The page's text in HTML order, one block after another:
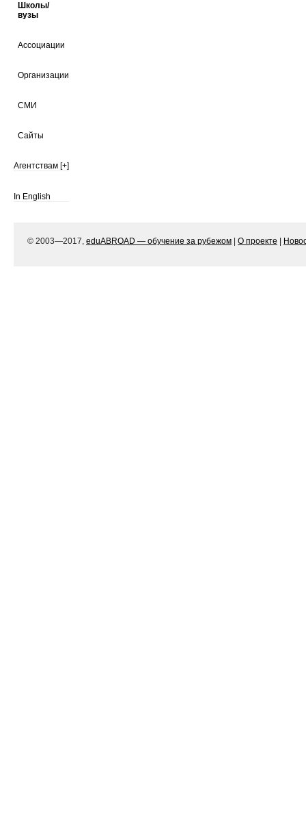
Школы/
вузы
Ассоциации
Организации
СМИ
Сайты
Агентствам [+]
In English
© 2003—2017, eduABROAD — обучение за рубежом О проекте